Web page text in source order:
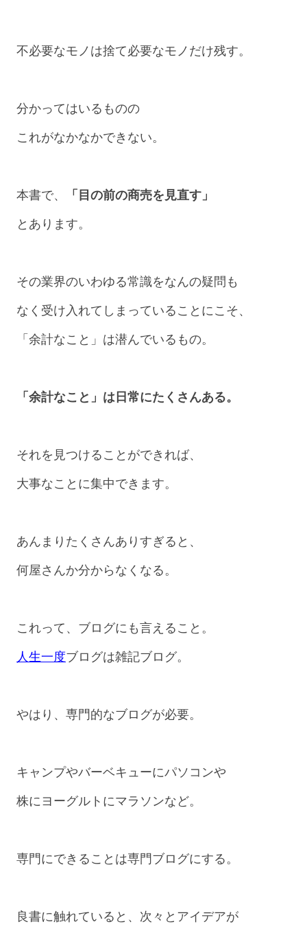
不必要なモノは捨て必要なモノだけ残す。
分かってはいるものの
これがなかなかできない。
本書で、 「目の前の商売を見直す」
とあります。
その業界のいわゆる常識をなんの疑問も
なく受け入れてしまっていることにこそ、
「余計なこと」は潜んでいるもの。
「余計なこと」は日常にたくさんある。
それを見つけることができれば、
大事なことに集中できます。
あんまりたくさんありすぎると、
何屋さんか分からなくなる。
これって、ブログにも言えること。
人生一度ブログは雑記ブログ。
やはり、専門的なブログが必要。
キャンプやバーベキューにパソコンや
株にヨーグルトにマラソンなど。
専門にできることは専門ブログにする。
良書に触れていると、次々とアイデアが